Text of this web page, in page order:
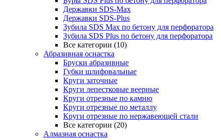
Державки SDS-Max
Державки SDS-Plus
Зубила SDS Mах по бетону для перфоратора
Зубила SDS Plus по бетону для перфоратора
Все категории (10)
Абразивная оснастка
Бруски абразивные
Губки шлифовальные
Круги заточные
Круги лепестковые веерные
Круги отрезные по камню
Круги отрезные по металлу
Круги отрезные по нержавеющей стали
Все категории (20)
Алмазная оснастка